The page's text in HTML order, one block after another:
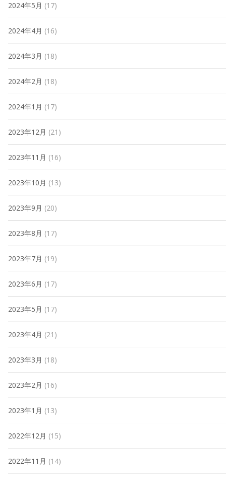
2024年5月 (17)
2024年4月 (16)
2024年3月 (18)
2024年2月 (18)
2024年1月 (17)
2023年12月 (21)
2023年11月 (16)
2023年10月 (13)
2023年9月 (20)
2023年8月 (17)
2023年7月 (19)
2023年6月 (17)
2023年5月 (17)
2023年4月 (21)
2023年3月 (18)
2023年2月 (16)
2023年1月 (13)
2022年12月 (15)
2022年11月 (14)